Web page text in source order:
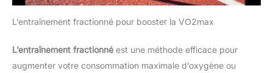
L’entraînement fractionné pour booster la VO2max
L’entraînement fractionné est une méthode efficace pour
augmenter votre consommation maximale d’oxygène ou